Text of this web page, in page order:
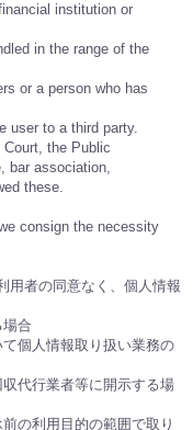
institution or
in the range of the
or a person who has
user to a third party.
the Public
bar association,
these.
consign the necessity
用者の同意なく、個人情報
合
個人情報取り扱い業務の
代行業者等に開示する場
の利用目的の範囲で取り